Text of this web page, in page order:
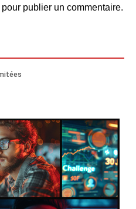
pour publier un commentaire.